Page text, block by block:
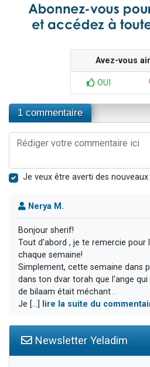
Avez-vous
OUI
1 commentaire
Je veux être averti des
Nerya M.
Bonjour sherif!
Tout d'abord , je te remercie pour
chaque semaine!
Simplement, cette semaine dans
dans ton dvar torah que l'ange
de bilaam était méchant .
Je [...]
lire la suite du
Newsletter Yeladim